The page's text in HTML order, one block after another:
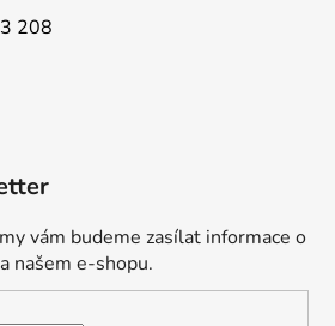
208
vám budeme zasílat informace o
našem e-shopu.